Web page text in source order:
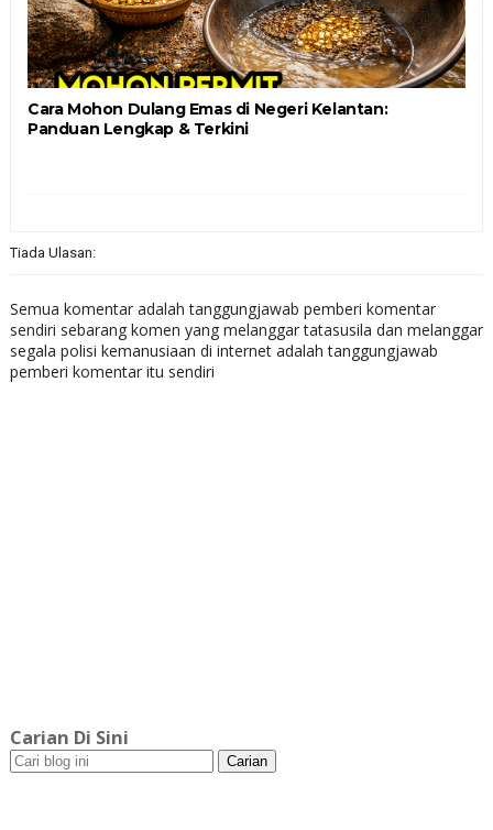
Cara Mohon Dulang Emas di Negeri Kelantan:
Panduan Lengkap & Terkini
Tiada Ulasan:
Semua komentar adalah tanggungjawab pemberi komentar
sendiri sebarang komen yang melanggar tatasusila dan melanggar
segala polisi kemanusiaan di internet adalah tanggungjawab
pemberi komentar itu sendiri
Carian Di Sini